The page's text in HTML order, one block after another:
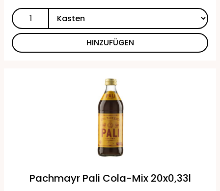
HINZUFÜGEN
Pachmayr Pali Cola-Mix 20x0,33l